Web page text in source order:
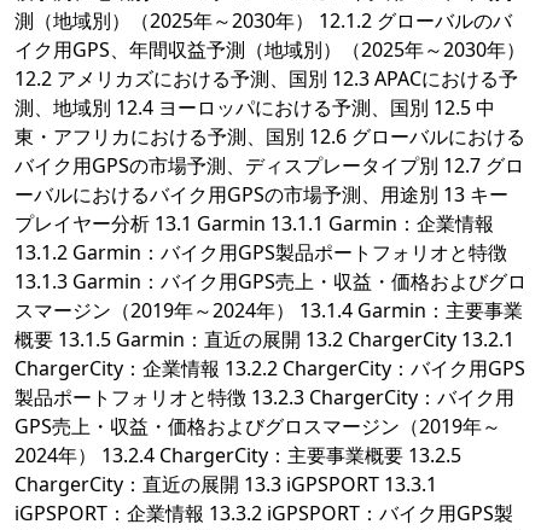
測（地域別）（2025年～2030年） 12.1.2 グローバルのバ
イク用GPS、年間収益予測（地域別）（2025年～2030年）
12.2 アメリカズにおける予測、国別 12.3 APACにおける予
測、地域別 12.4 ヨーロッパにおける予測、国別 12.5 中
東・アフリカにおける予測、国別 12.6 グローバルにおける
バイク用GPSの市場予測、ディスプレータイプ別 12.7 グロ
ーバルにおけるバイク用GPSの市場予測、用途別 13 キー
プレイヤー分析 13.1 Garmin 13.1.1 Garmin：企業情報
13.1.2 Garmin：バイク用GPS製品ポートフォリオと特徴
13.1.3 Garmin：バイク用GPS売上・収益・価格およびグロ
スマージン（2019年～2024年） 13.1.4 Garmin：主要事業
概要 13.1.5 Garmin：直近の展開 13.2 ChargerCity 13.2.1
ChargerCity：企業情報 13.2.2 ChargerCity：バイク用GPS
製品ポートフォリオと特徴 13.2.3 ChargerCity：バイク用
GPS売上・収益・価格およびグロスマージン（2019年～
2024年） 13.2.4 ChargerCity：主要事業概要 13.2.5
ChargerCity：直近の展開 13.3 iGPSPORT 13.3.1
iGPSPORT：企業情報 13.3.2 iGPSPORT：バイク用GPS製